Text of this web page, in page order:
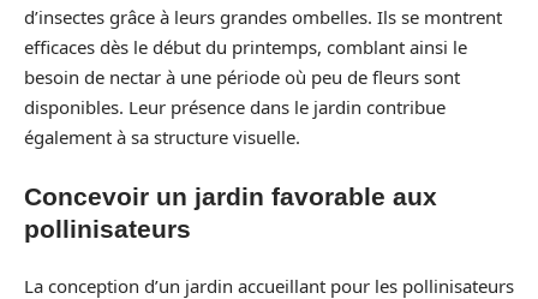
d’insectes grâce à leurs grandes ombelles. Ils se montrent
efficaces dès le début du printemps, comblant ainsi le
besoin de nectar à une période où peu de fleurs sont
disponibles. Leur présence dans le jardin contribue
également à sa structure visuelle.
Concevoir un jardin favorable aux
pollinisateurs
La conception d’un jardin accueillant pour les pollinisateurs